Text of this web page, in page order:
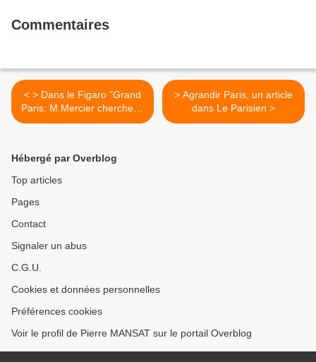
Commentaires
< > Dans le Figaro "Grand
Paris: M.Mercier cherche le
consensus"
> Agrandir Paris, un article
dans Le Parisien >
Hébergé par Overblog
Top articles
Pages
Contact
Signaler un abus
C.G.U.
Cookies et données personnelles
Préférences cookies
Voir le profil de Pierre MANSAT sur le portail Overblog